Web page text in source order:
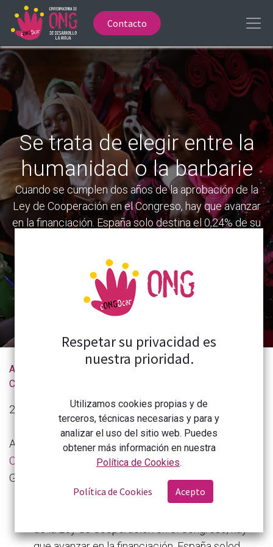
Contacto
Se trata de elegir entre la
humanidad o la barbarie
Cuando se cumplen dos años de la aprobación de la
Ley de Cooperación en el Congreso, hay que avanzar
en la financiación. España solo destina el 0,24% de su
Actualidad de la
CONGDCAR
Se trata de elegir entre la humanidad o la barbarie
25 de febrero de 2025.
Artículo del presidente deLa Coordinadora de
Organizaciones para el Desarrollo, Javier Ruiz
Gaitán,
publicado en Planeta Futuro de El País
Respetar su privacidad es
nuestra prioridad.
Utilizamos cookies propias y de
terceros, técnicas necesarias y para y
analizar el uso del sitio web. Puedes
obtener más información en nuestra
Política de Cookies.
Política de Cookies Acepto